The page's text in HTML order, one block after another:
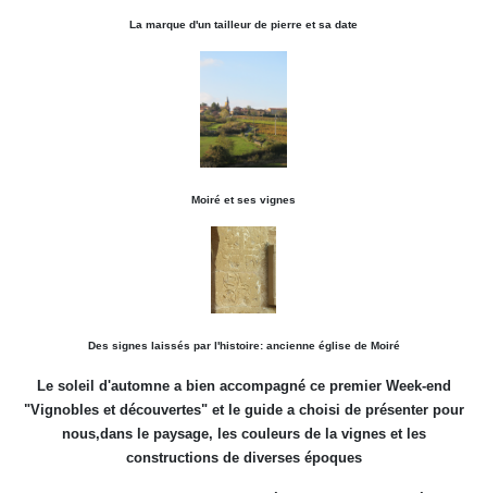
La marque d'un tailleur de pierre et sa date
Moiré et ses vignes
Des signes laissés par l'histoire: ancienne église de Moiré
Le soleil d'automne a bien accompagné ce premier Week-end
"Vignobles et découvertes" et le guide a choisi de présenter pour
nous,dans le paysage, les couleurs de la vignes et les
constructions de diverses époques